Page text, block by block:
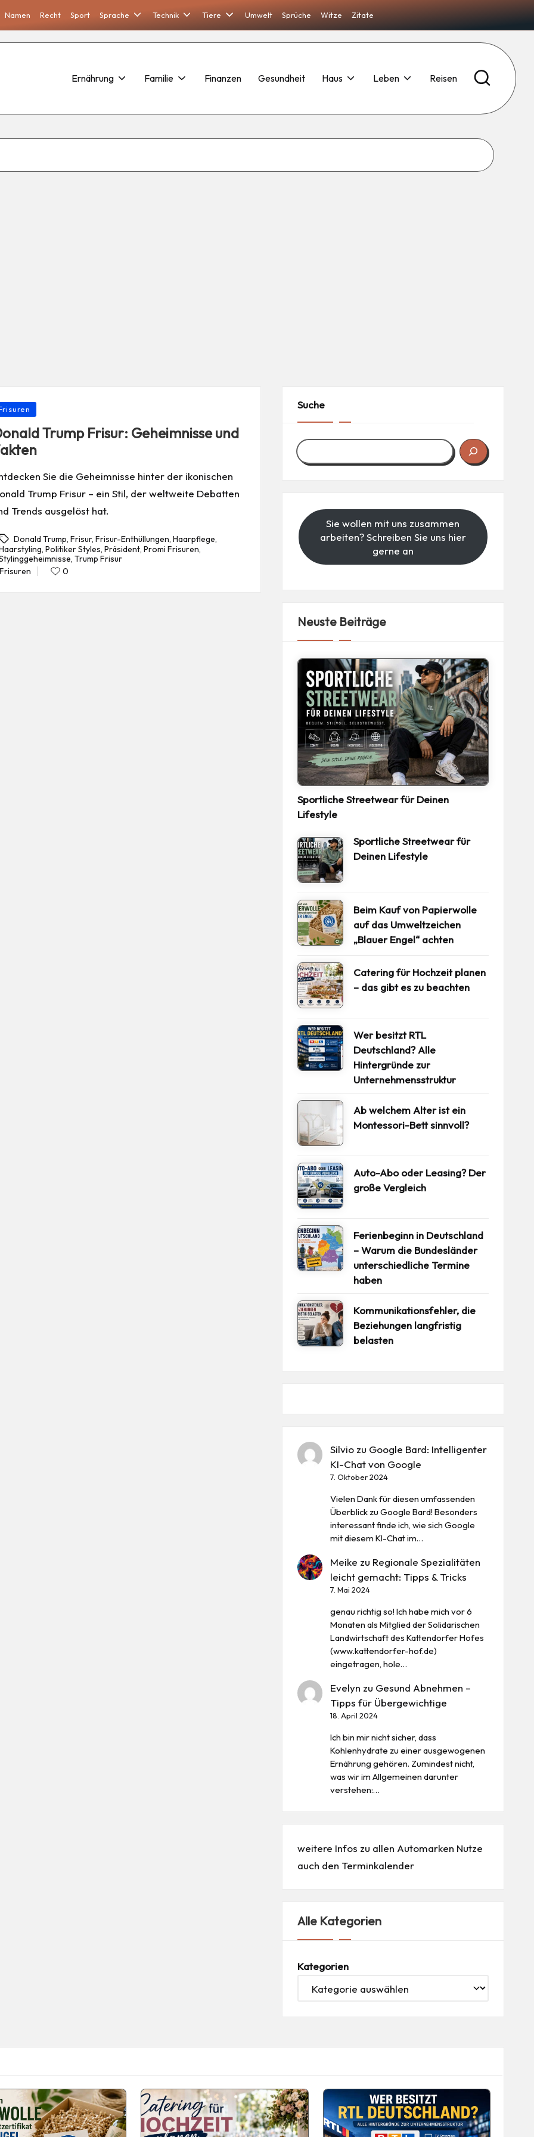
Namen Recht Sport Sprache Technik Tiere Umwelt Sprüche Witze Zitate
Ernährung Familie Finanzen Gesundheit Haus Leben Reisen
Trump Frisur: Geheimnisse und
Sie die Geheimnisse hinter der ikonischen
Trump Frisur – ein Stil, der weltweite Debatten
Trends ausgelöst hat.
Donald Trump,Frisur,Frisur-Enthüllungen,Haarpflege,
,Politiker Styles,Präsident,Promi Frisuren,
,Trump Frisur
0
Suche
Sie wollen mit uns zusammen
arbeiten? Schreiben Sie uns hier
gerne an
Neuste Beiträge
Sportliche Streetwear für Deinen
Lifestyle
Sportliche Streetwear für
Deinen Lifestyle
Beim Kauf von Papierwolle
auf das Umweltzeichen
„Blauer Engel“ achten
Catering für Hochzeit planen
– das gibt es zu beachten
Wer besitzt RTL
Deutschland? Alle
Hintergründe zur
Unternehmensstruktur
Ab welchem Alter ist ein
Montessori-Bett sinnvoll?
Auto-Abo oder Leasing? Der
große Vergleich
Ferienbeginn in Deutschland
– Warum die Bundesländer
unterschiedliche Termine
haben
Kommunikationsfehler, die
Beziehungen langfristig
belasten
Silvio zu Google Bard: Intelligenter
KI-Chat von Google
7. Oktober 2024
Vielen Dank für diesen umfassenden
Überblick zu Google Bard! Besonders
interessant finde ich, wie sich Google
mit diesem KI-Chat im…
Meike zu Regionale Spezialitäten
leicht gemacht: Tipps & Tricks
7. Mai 2024
genau richtig so! Ich habe mich vor 6
Monaten als Mitglied der Solidarischen
Landwirtschaft des Kattendorfer Hofes
(www.kattendorfer-hof.de)
eingetragen, hole…
Evelyn zu Gesund Abnehmen –
Tipps für Übergewichtige
18. April 2024
Ich bin mir nicht sicher, dass
Kohlenhydrate zu einer ausgewogenen
Ernährung gehören. Zumindest nicht,
was wir im Allgemeinen darunter
verstehen:…
weitere Infos zu allen Automarken Nutze
auch den Terminkalender
Alle Kategorien
Kategorien